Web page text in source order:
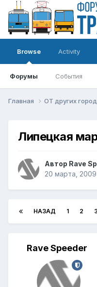
Browse
Форумы События
Activity
Главная ОТ других
Липецкая
Автор Rave
20 марта, 2009
НАЗАД 1 2
Rave Speeder